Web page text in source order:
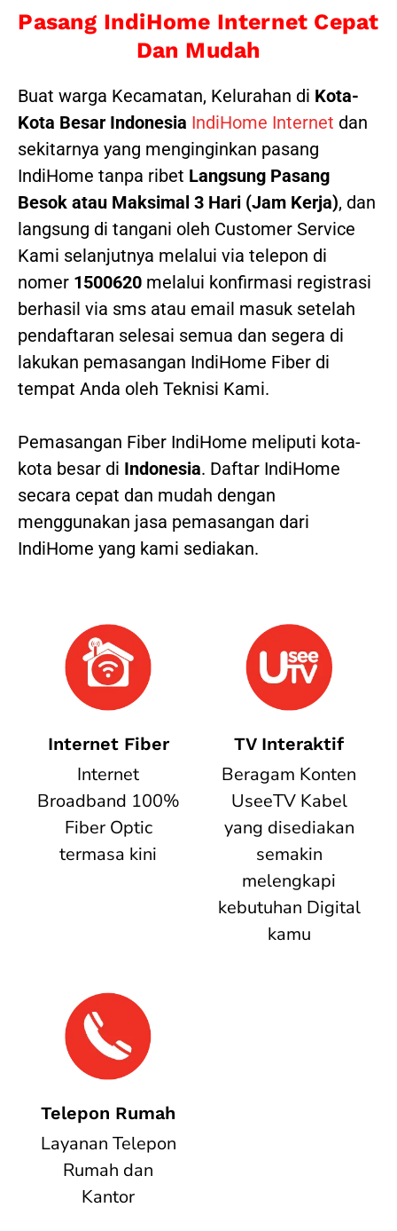
Pasang IndiHome Internet Cepat
Dan Mudah
Buat warga Kecamatan, Kelurahan di Kota-
Kota Besar Indonesia IndiHome Internet dan
sekitarnya yang menginginkan pasang
IndiHome tanpa ribet Langsung Pasang
Besok atau Maksimal 3 Hari (Jam Kerja), dan
langsung di tangani oleh Customer Service
Kami selanjutnya melalui via telepon di
nomer 1500620 melalui konfirmasi registrasi
berhasil via sms atau email masuk setelah
pendaftaran selesai semua dan segera di
lakukan pemasangan IndiHome Fiber di
tempat Anda oleh Teknisi Kami.
Pemasangan Fiber IndiHome meliputi kota-
kota besar di Indonesia. Daftar IndiHome
secara cepat dan mudah dengan
menggunakan jasa pemasangan dari
IndiHome yang kami sediakan.
Internet Fiber
Internet
Broadband 100%
Fiber Optic
termasa kini
TV Interaktif
Beragam Konten
UseeTV Kabel
yang disediakan
semakin
melengkapi
kebutuhan Digital
kamu
Telepon Rumah
Layanan Telepon
Rumah dan
Kantor